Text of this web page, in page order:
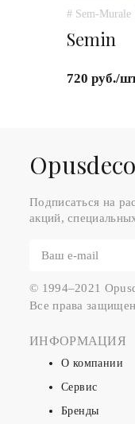
# Sem-Murale
Semin
720 руб./
Оpusdeco
Подписаться на
акций,
© 1994–2021
Все права
ИНФОРМАЦИЯ
О компании
Сервис
Бренды